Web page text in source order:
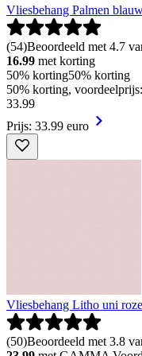
Vliesbehang Palmen
(54)Beoordeeld met 4.7
16.99 met korting
50% korting50% korting
50% korting,
33.99
Prijs: 33.99 euro
Vliesbehang Litho uni
(50)Beoordeeld met 3.8